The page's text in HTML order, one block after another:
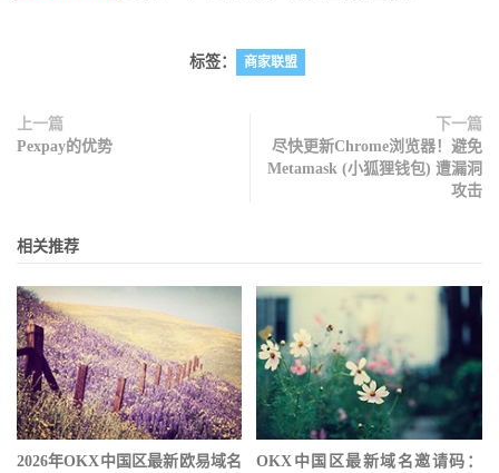
标签： 商家联盟
上一篇
Pexpay的优势
下一篇
尽快更新Chrome浏览器！避免
Metamask (小狐狸钱包) 遭漏洞
攻击
相关推荐
2026年OKX中国区最新欧易域名
OKX中国区最新域名邀请码：